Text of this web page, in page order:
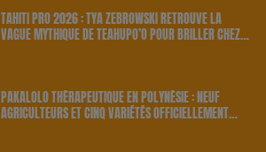
TAHITI PRO 2026 : TYA ZEBROWSKI RETROUVE LA
VAGUE MYTHIQUE DE TEAHUPO’O POUR BRILLER CHEZ
PAKALOLO THÉRAPEUTIQUE EN POLYNÉSIE : NEUF
AGRICULTEURS ET CINQ VARIÉTÉS OFFICIELLEMENT